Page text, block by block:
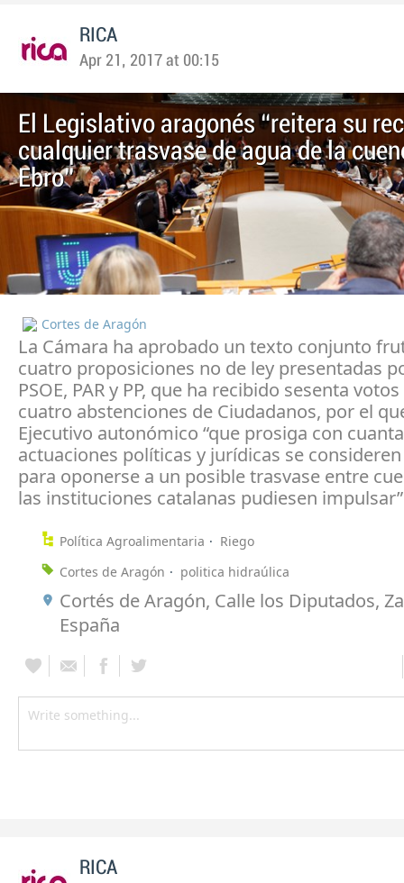
RICA
Apr 21, 2017 at 00:15
El Legislativo aragonés “reitera su
cualquier trasvase de agua de la
Ebro”
Cortes de Aragón
La Cámara ha aprobado un texto conjunto
cuatro proposiciones no de ley presentadas
PSOE, PAR y PP, que ha recibido sesenta
cuatro abstenciones de Ciudadanos, por el
Ejecutivo autonómico “que prosiga con
actuaciones políticas y jurídicas se
para oponerse a un posible trasvase entre
las instituciones catalanas pudiesen impulsar”
Política Agroalimentaria
Riego
Cortes de Aragón
politica hidraúlica
Cortés de Aragón, Calle los Diputados,
España
RICA